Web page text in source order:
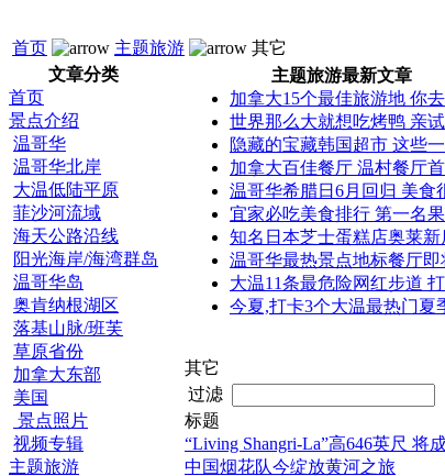
首页 主题旅游 其它
文章分类
首页
景点介绍
温哥华
温哥华北岸
大温低陆平原
菲沙河流域
海天公路沿线
阳光海岸/海湾群岛
温哥华岛
奥肯纳根湖区
落基山脉/班芙
草原省份
加拿大东部
美国
景点照片
视频专辑
主题旅游
主题旅游最新文章
加拿大15个最佳旅游地 你
世界那么大就想吃烤鸭 亲
隐藏的宝藏韩国超市 这些
加拿大百佳餐厅 温村餐厅
温哥华希腊日6月回归 美食
宜家必吃美食排行 第一名
知名日本芝士蛋糕店奥莱新
温哥华最热景点地标餐厅即
大温11条最危险网红步道
今夏,打卡3个大温最热门夏
其它
过滤
标题
“Living Shangri-La”高646英尺 将
中国烟花队今绽放黄河之旅